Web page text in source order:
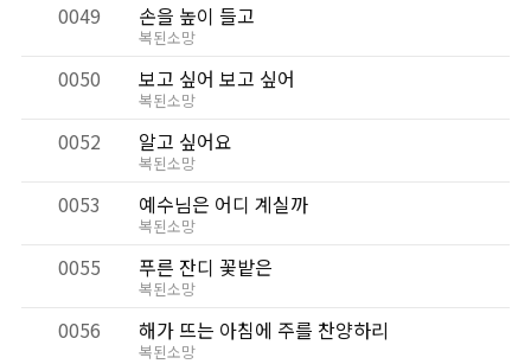
0049 손을 높이 들고
복된소망
0050 보고 싶어 보고 싶어
복된소망
0052 알고 싶어요
복된소망
0053 예수님은 어디 계실까
복된소망
0055 푸른 잔디 꽃밭은
복된소망
0056 해가 뜨는 아침에 주를 찬양하리
복된소망